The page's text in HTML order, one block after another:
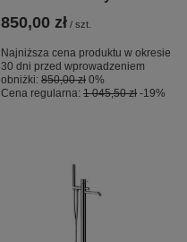
850,00 zł / szt.
Najniższa cena produktu w okresie
30 dni przed wprowadzeniem
obniżki: 850,00 zł 0%
Cena regularna: 1 045,50 zł -19%